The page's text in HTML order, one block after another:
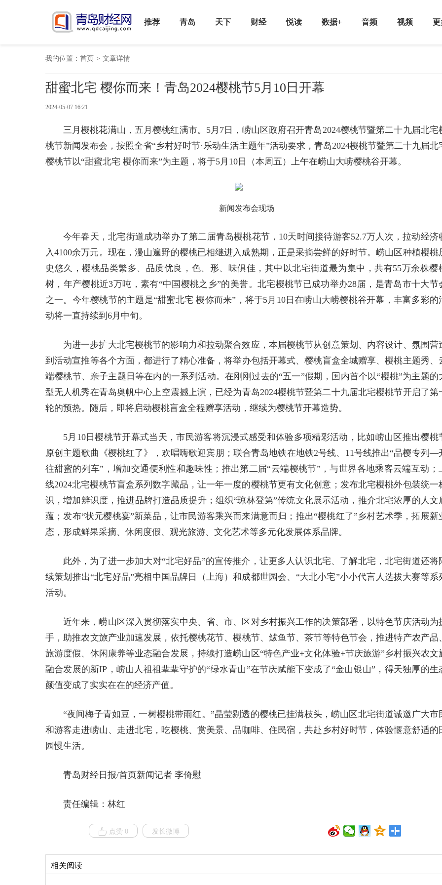
推荐 青岛 天下 财经 悦读 数据+ 音频 视频 更
我的位置： 首页 > 文章详情
甜蜜北宅 樱你而来！青岛2024樱桃节5月10日开幕
2024-05-07 16:21
三月樱桃花满山，五月樱桃红满市。5月7日，崂山区政府召开青岛2024樱桃节暨第二十九届北宅
桃节新闻发布会，按照全省“乡村好时节·乐动生活主题年”活动要求，青岛2024樱桃节暨第二十九届北
樱桃节以“甜蜜北宅 樱你而来”为主题，将于5月10日（本周五）上午在崂山大崂樱桃谷开幕。
新闻发布会现场
今年春天，北宅街道成功举办了第二届青岛樱桃花节，10天时间接待游客52.7万人次，拉动经济
入4100余万元。现在，漫山遍野的樱桃已相继进入成熟期，正是采摘尝鲜的好时节。崂山区种植樱桃
史悠久，樱桃品类繁多、品质优良，色、形、味俱佳，其中以北宅街道最为集中，共有55万余株樱
树，年产樱桃近3万吨，素有“中国樱桃之乡”的美誉。北宅樱桃节已成功举办28届，是青岛市十大节
之一。今年樱桃节的主题是“甜蜜北宅 樱你而来”，将于5月10日在崂山大崂樱桃谷开幕，丰富多彩的
动将一直持续到6月中旬。
为进一步扩大北宅樱桃节的影响力和拉动聚合效应，本届樱桃节从创意策划、内容设计、氛围营
到活动宣推等各个方面，都进行了精心准备，将举办包括开幕式、樱桃盲盒全城赠享、樱桃主题秀、
端樱桃节、亲子主题日等在内的一系列活动。在刚刚过去的“五一”假期，国内首个以“樱桃”为主题的
型无人机秀在青岛奥帆中心上空震撼上演，已经为青岛2024樱桃节暨第二十九届北宅樱桃节开启了第
轮的预热。随后，即将启动樱桃盲盒全程赠享活动，继续为樱桃节开幕造势。
5月10日樱桃节开幕式当天，市民游客将沉浸式感受和体验多项精彩活动，比如崂山区推出樱桃
原创主题歌曲《樱桃红了》，欢唱嗨歌迎宾朋；联合青岛地铁在地铁2号线、11号线推出“品樱专列—
往甜蜜的列车”，增加交通便利性和趣味性；推出第二届“云端樱桃节”，与世界各地乘客云端互动；
线2024北宅樱桃节盲盒系列数字藏品，让一年一度的樱桃节更有文化创意；发布北宅樱桃外包装统一
识，增加辨识度，推进品牌打造品质提升；组织“琼林登第”传统文化展示活动，推介北宅浓厚的人文
蕴；发布“状元樱桃宴”新菜品，让市民游客乘兴而来满意而归；推出“樱桃红了”乡村艺术季，拓展新
态，形成鲜果采摘、休闲度假、观光旅游、文化艺术等多元化发展体系品牌。
此外，为了进一步加大对“北宅好品”的宣传推介，让更多人认识北宅、了解北宅，北宅街道还将
续策划推出“北宅好品”亮相中国品牌日（上海）和成都世园会、“大北小宅”小小代言人选拔大赛等系
活动。
近年来，崂山区深入贯彻落实中央、省、市、区对乡村振兴工作的决策部署，以特色节庆活动为
手，助推农文旅产业加速发展，依托樱桃花节、樱桃节、鲅鱼节、茶节等特色节会，推进特产农产品、
旅游度假、休闲康养等业态融合发展，持续打造崂山区“特色产业+文化体验+节庆旅游”乡村振兴农文
融合发展的新IP，崂山人祖祖辈辈守护的“绿水青山”在节庆赋能下变成了“金山银山”，得天独厚的生
颜值变成了实实在在的经济产值。
“夜间梅子青如豆，一树樱桃带雨红。”晶莹剔透的樱桃已挂满枝头，崂山区北宅街道诚邀广大市
和游客走进崂山、走进北宅，吃樱桃、赏美景、品咖啡、住民宿，共赴乡村好时节，体验惬意舒适的
园慢生活。
青岛财经日报/首页新闻记者 李倚慰
责任编辑：林红
点赞 0 发长微博
相关阅读